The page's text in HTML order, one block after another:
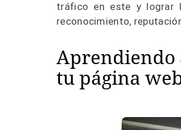
tráfico en este y lograr
reconocimiento,
Aprendiendo
tu página